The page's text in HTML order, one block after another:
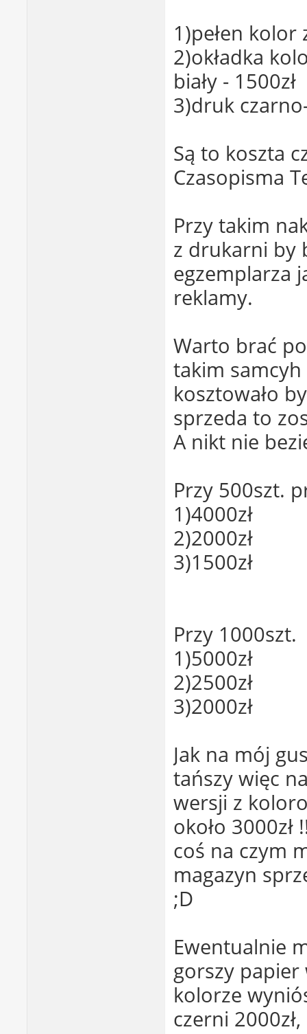
1)pełen kolor
2)okładka
biały - 1500zł
3)druk
Są to koszta
Czasopisma
Przy takim
z drukarni by
egzemplarza
reklamy.
Warto brać
takim
kosztowało
sprzeda to
A nikt nie
Przy 500szt.
1)4000zł
2)2000zł
3)1500zł
Przy 1000szt.
1)5000zł
2)2500zł
3)2000zł
Jak na mój
tańszy więc
wersji z
około
coś na czym
magazyn
;D
Ewentualnie
gorszy papier
kolorze
czerni